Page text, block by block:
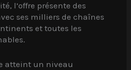
l’offre présente des
ses milliers de chaînes
et toutes les
atteint un niveau